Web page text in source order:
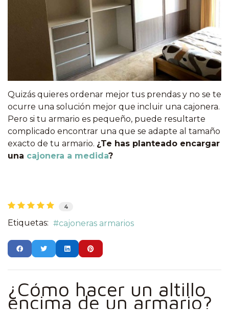
Quizás quieres ordenar mejor tus prendas y no se te
ocurre una solución mejor que incluir una cajonera.
Pero si tu armario es pequeño, puede resultarte
complicado encontrar una que se adapte al tamaño
exacto de tu armario. ¿Te has planteado encargar
una cajonera a medida?
4
Etiquetas: cajoneras armarios
¿Cómo hacer un altillo
encima de un armario?